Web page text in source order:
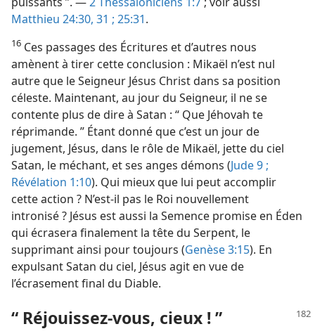
Matthieu 24:30, 31 ; 25:31.
16 Ces passages des Écritures et d’autres nous
amènent à tirer cette conclusion : Mikaël n’est nul
autre que le Seigneur Jésus Christ dans sa position
céleste. Maintenant, au jour du Seigneur, il ne se
contente plus de dire à Satan : “ Que Jéhovah te
réprimande. ” Étant donné que c’est un jour de
jugement, Jésus, dans le rôle de Mikaël, jette du ciel
Satan, le méchant, et ses anges démons (Jude 9 ;
Révélation 1:10). Qui mieux que lui peut accomplir
cette action ? N’est-​il pas le Roi nouvellement
intronisé ? Jésus est aussi la Semence promise en Éden
qui écrasera finalement la tête du Serpent, le
supprimant ainsi pour toujours (Genèse 3:15). En
expulsant Satan du ciel, Jésus agit en vue de
l’écrasement final du Diable.
“ Réjouissez-​vous, cieux ! ”